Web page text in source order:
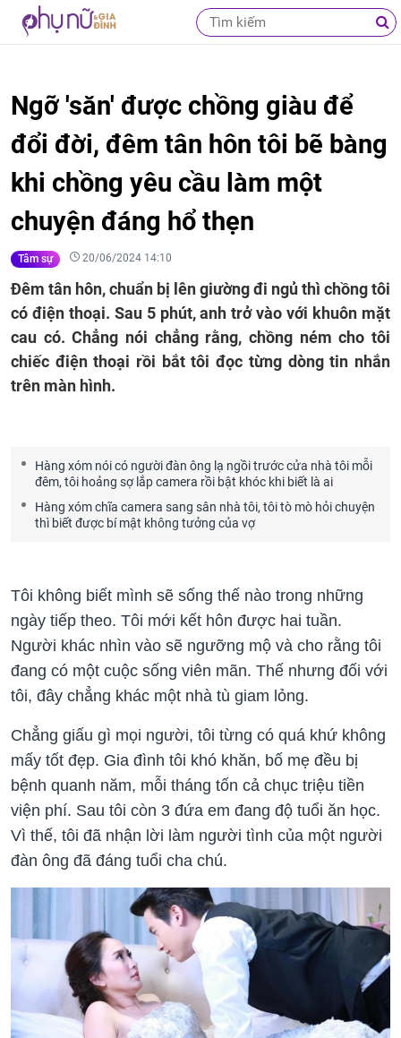
Ngỡ 'săn' được chồng giàu để
đổi đời, đêm tân hôn tôi bẽ bàng
khi chồng yêu cầu làm một
chuyện đáng hổ thẹn
Tâm sự 20/06/2024 14:10
Đêm tân hôn, chuẩn bị lên giường đi ngủ thì chồng tôi
có điện thoại. Sau 5 phút, anh trở vào với khuôn mặt
cau có. Chẳng nói chẳng rằng, chồng ném cho tôi
chiếc điện thoại rồi bắt tôi đọc từng dòng tin nhắn
trên màn hình.
Hàng xóm nói có người đàn ông lạ ngồi trước cửa nhà tôi mỗi
đêm, tôi hoảng sợ lắp camera rồi bật khóc khi biết là ai
Hàng xóm chĩa camera sang sân nhà tôi, tôi tò mò hỏi chuyện
thì biết được bí mật không tưởng của vợ
Tôi không biết mình sẽ sống thế nào trong những
ngày tiếp theo. Tôi mới kết hôn được hai tuần.
Người khác nhìn vào sẽ ngưỡng mộ và cho rằng tôi
đang có một cuộc sống viên mãn. Thế nhưng đối với
tôi, đây chẳng khác một nhà tù giam lỏng.
Chẳng giấu gì mọi người, tôi từng có quá khứ không
mấy tốt đẹp. Gia đình tôi khó khăn, bố mẹ đều bị
bệnh quanh năm, mỗi tháng tốn cả chục triệu tiền
viện phí. Sau tôi còn 3 đứa em đang độ tuổi ăn học.
Vì thế, tôi đã nhận lời làm người tình của một người
đàn ông đã đáng tuổi cha chú.